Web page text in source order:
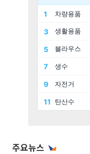
주요뉴스